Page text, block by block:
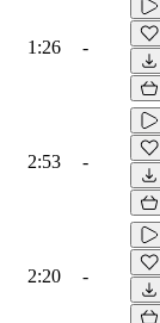
1:26 -
2:53 -
2:20 -